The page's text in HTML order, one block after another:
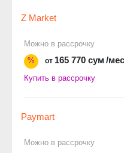
Z Market
Можно в рассрочку
%
от 165 770 сум /мес
Купить в рассрочку
Paymart
Можно в рассрочку